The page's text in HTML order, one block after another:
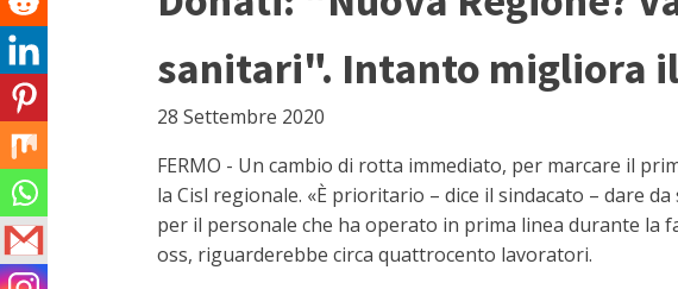
sanitari". Intanto migliora
28 Settembre 2020
FERMO - Un cambio di rotta immediato, per marcare il
la Cisl regionale. «È prioritario – dice il sindacato – dare
per il personale che ha operato in prima linea durante la
oss, riguarderebbe circa quattrocento lavoratori.